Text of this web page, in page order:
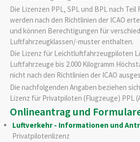
Die Lizenzen PPL, SPL und BPL nach Teil
werden nach den Richtlinien der ICAO
und können Berechtigungen für
Luftfahrzeugklassen/-muster enthalten.
Die Lizenz für Leichtluftfahrzeugpiloten
Luftfahrzeuge bis 2.000 Kilogramm
nicht nach den Richtlinien der ICAO
Die nachfolgenden Angaben beziehen
Lizenz für Privatpiloten (Flugzeuge) PPL
Onlineantrag und
Luftverkehr - Informationen und
Privatpilotenlizenz